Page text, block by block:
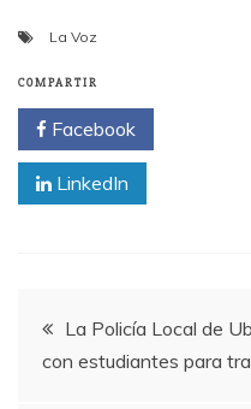
La Voz
COMPARTIR
Facebook
LinkedIn
Navegación
de
La Policía Local de
con estudiantes para